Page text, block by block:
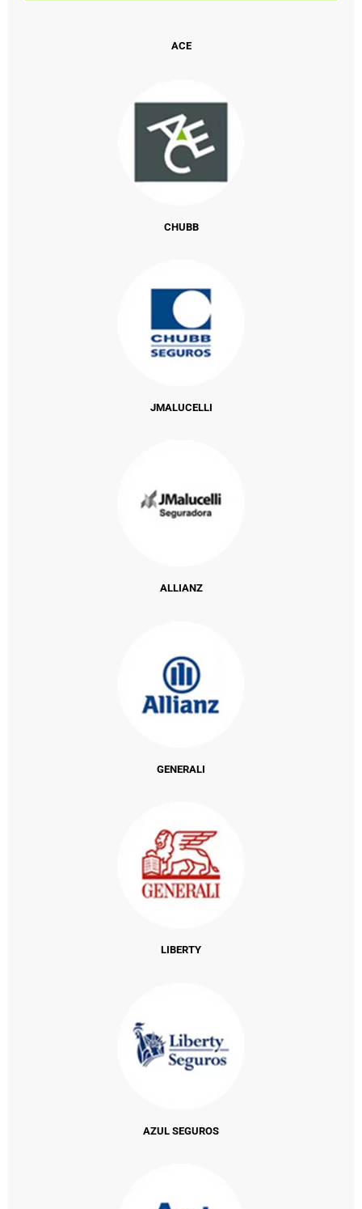
ACE
CHUBB
JMALUCELLI
ALLIANZ
GENERALI
LIBERTY
AZUL SEGUROS